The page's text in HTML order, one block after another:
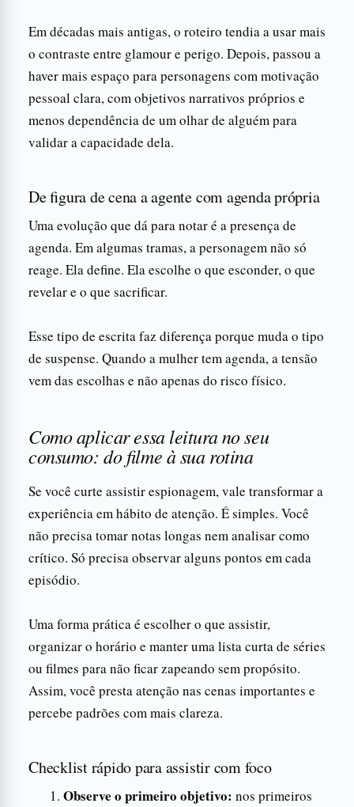
Em décadas mais antigas, o roteiro tendia a usar mais
o contraste entre glamour e perigo. Depois, passou a
haver mais espaço para personagens com motivação
pessoal clara, com objetivos narrativos próprios e
menos dependência de um olhar de alguém para
validar a capacidade dela.
De figura de cena a agente com agenda própria
Uma evolução que dá para notar é a presença de
agenda. Em algumas tramas, a personagem não só
reage. Ela define. Ela escolhe o que esconder, o que
revelar e o que sacrificar.
Esse tipo de escrita faz diferença porque muda o tipo
de suspense. Quando a mulher tem agenda, a tensão
vem das escolhas e não apenas do risco físico.
Como aplicar essa leitura no seu
consumo: do filme à sua rotina
Se você curte assistir espionagem, vale transformar a
experiência em hábito de atenção. É simples. Você
não precisa tomar notas longas nem analisar como
crítico. Só precisa observar alguns pontos em cada
episódio.
Uma forma prática é escolher o que assistir,
organizar o horário e manter uma lista curta de séries
ou filmes para não ficar zapeando sem propósito.
Assim, você presta atenção nas cenas importantes e
percebe padrões com mais clareza.
Checklist rápido para assistir com foco
Observe o primeiro objetivo: nos primeiros